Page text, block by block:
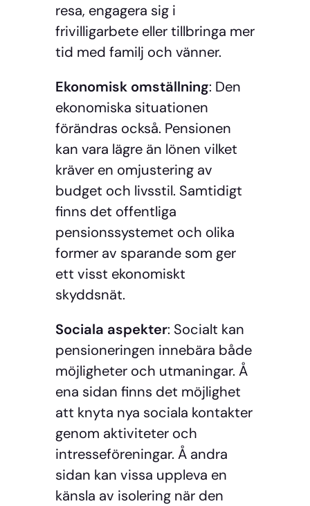
resa, engagera sig i
frivilligarbete eller tillbringa mer
tid med familj och vänner.
Ekonomisk omställning: Den
ekonomiska situationen
förändras också. Pensionen
kan vara lägre än lönen vilket
kräver en omjustering av
budget och livsstil. Samtidigt
finns det offentliga
pensionssystemet och olika
former av sparande som ger
ett visst ekonomiskt
skyddsnät.
Sociala aspekter: Socialt kan
pensioneringen innebära både
möjligheter och utmaningar. Å
ena sidan finns det möjlighet
att knyta nya sociala kontakter
genom aktiviteter och
intresseföreningar. Å andra
sidan kan vissa uppleva en
känsla av isolering när den